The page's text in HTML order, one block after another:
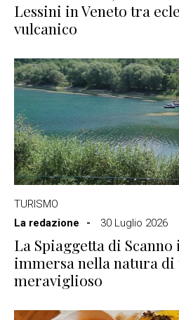
Lessini in Veneto tra
vulcanico
TURISMO
La redazione
30 Luglio 2026
La Spiaggetta di Scanno
immersa nella natura di
meraviglioso